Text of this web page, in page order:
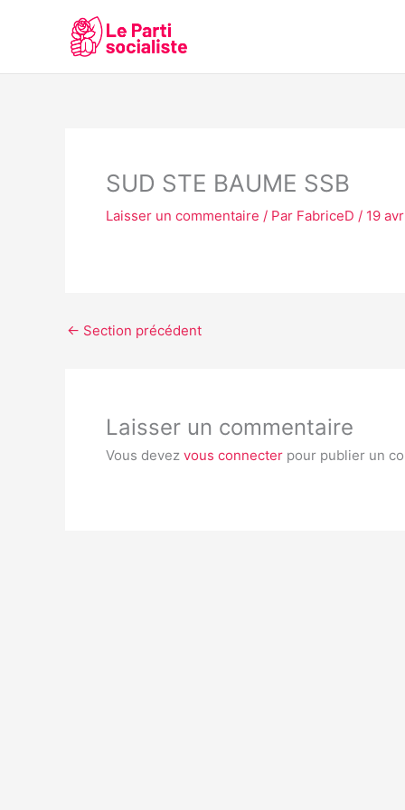
SUD STE BAUME SSB
Laisser un commentaire / Par FabriceD / 19
← Section précédent
Laisser un commentaire
Vous devez vous connecter pour publier un